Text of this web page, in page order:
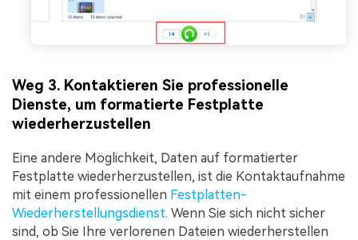
Weg 3. Kontaktieren Sie professionelle
Dienste, um formatierte Festplatte
wiederherzustellen
Eine andere Möglichkeit, Daten auf formatierter
Festplatte wiederherzustellen, ist die Kontaktaufnahme
mit einem professionellen Festplatten-
Wiederherstellungsdienst. Wenn Sie sich nicht sicher
sind, ob Sie Ihre verlorenen Dateien wiederherstellen